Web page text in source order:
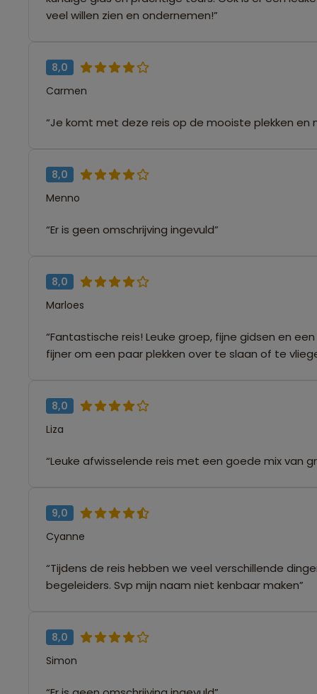
veel willen zien en ondernemen!”
8,0
Carmen
“Je komt met deze reis op de mooiste plekken en
8,0
Menno
“Er is geen omschrijving ingevuld”
8,0
Marloes
“Fantastische reis! Leuke groep, fijne gidsen en
fijner om een paar plekken over te slaan of te
8,0
Liza
“Leuke afwisselende reis met een goede mix van
9,0
Cyanne
“Tijdens de reis hebben we veel verschillende
begeleiders. Svp mijn naam niet kenbaar maken”
8,0
Simon